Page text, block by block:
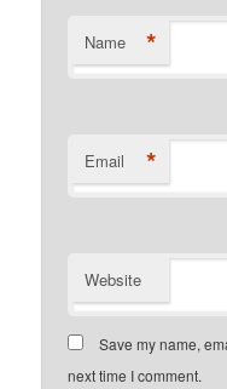
Name *
Email *
Website
Save my name,
next time I comment.